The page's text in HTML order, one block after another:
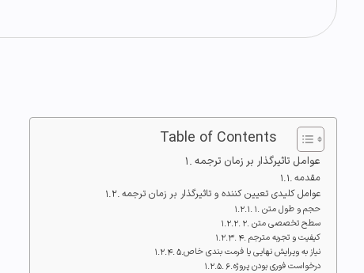
Table of Contents
عوامل تاثیرگذار بر زمان ترجمه
مقدمه
عوامل کلیدی تعیین کننده و تاثیرگذار بر زمان ترجمه
1. حجم و طول متن
2. سطح تخصصی متن
4. کیفیت و تجربه مترجم
5.نیاز به ویرایش نهایی یا فرمت بندی خاص
6.درخواست فوری بودن پروژه